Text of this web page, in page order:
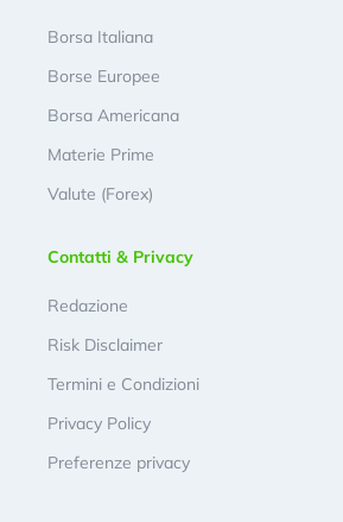
Borsa Italiana
Borse Europee
Borsa Americana
Materie Prime
Valute (Forex)
Contatti & Privacy
Redazione
Risk Disclaimer
Termini e Condizioni
Privacy Policy
Preferenze privacy